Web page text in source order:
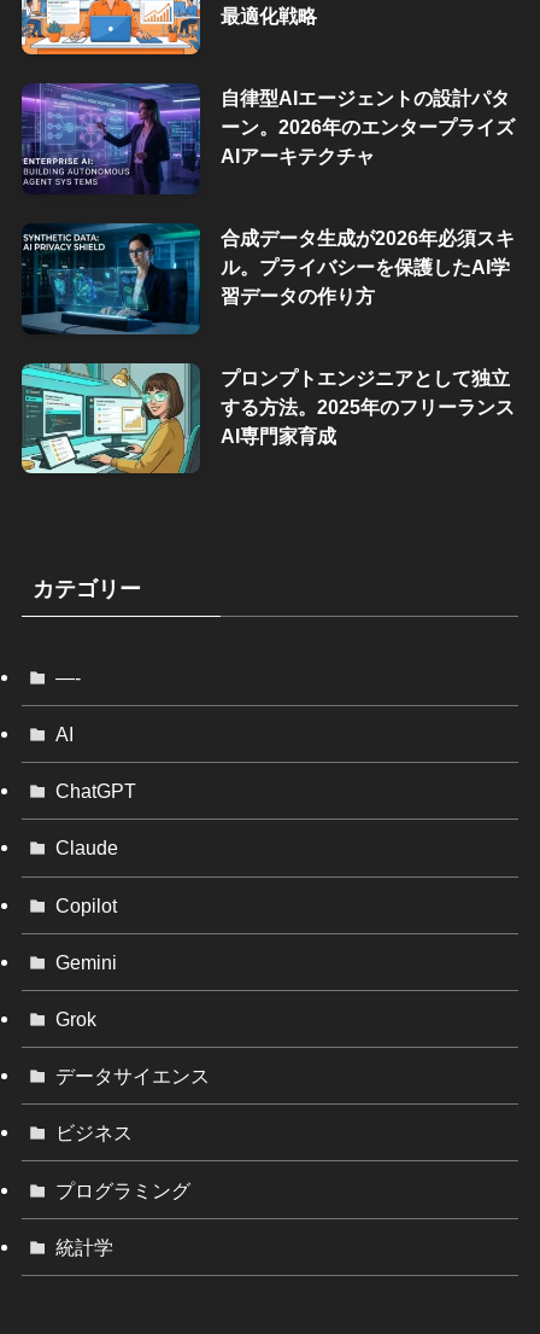
最適化戦略
自律型AIエージェントの設計パタ
ーン。2026年のエンタープライズ
AIアーキテクチャ
合成データ生成が2026年必須スキ
ル。プライバシーを保護したAI学
習データの作り方
プロンプトエンジニアとして独立
する方法。2025年のフリーランス
AI専門家育成
カテゴリー
—-
AI
ChatGPT
Claude
Copilot
Gemini
Grok
データサイエンス
ビジネス
プログラミング
統計学